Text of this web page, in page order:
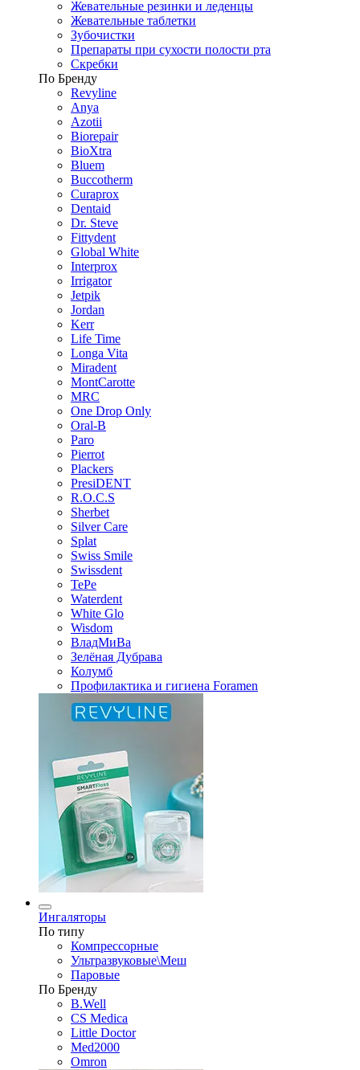
Жевательные резинки и леденцы
Жевательные таблетки
Зубочистки
Препараты при сухости полости рта
Скребки
По Бренду
Revyline
Anya
Azotii
Biorepair
BioXtra
Bluem
Buccotherm
Curaprox
Dentaid
Dr. Steve
Fittydent
Global White
Interprox
Irrigator
Jetpik
Jordan
Kerr
Life Time
Longa Vita
Miradent
MontCarotte
MRC
One Drop Only
Oral-B
Paro
Pierrot
Plackers
PresiDENT
R.O.C.S
Sherbet
Silver Care
Splat
Swiss Smile
Swissdent
TePe
Waterdent
White Glo
Wisdom
ВладМиВа
Зелёная Дубрава
Колумб
Профилактика и гигиена Foramen
Ингаляторы
По типу
Компрессорные
Ультразвуковые\Меш
Паровые
По Бренду
B.Well
CS Medica
Little Doctor
Med2000
Omron